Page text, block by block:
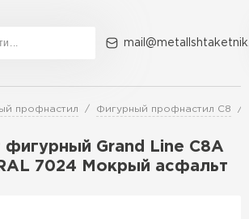
профнастил Фигурный профнастил C8
Grand Line C8A
7024 Мокрый асфальт
Акции О компании Контакты